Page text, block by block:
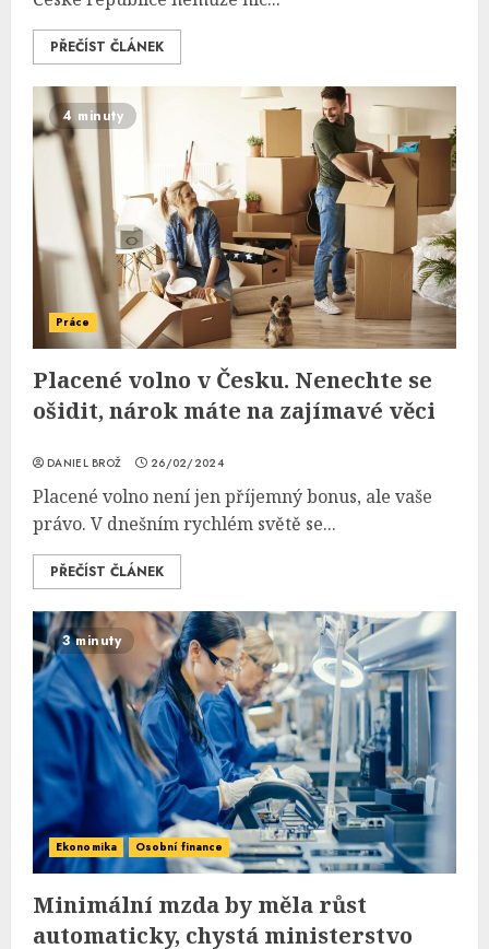
PŘEČÍST ČLÁNEK
4 minuty
Práce
Placené volno v Česku. Nenechte se
ošidit, nárok máte na zajímavé věci
DANIEL BROŽ 26/02/2024
Placené volno není jen příjemný bonus, ale vaše
právo. V dnešním rychlém světě se...
PŘEČÍST ČLÁNEK
3 minuty
Ekonomika Osobní finance
Minimální mzda by měla růst
automaticky, chystá ministerstvo